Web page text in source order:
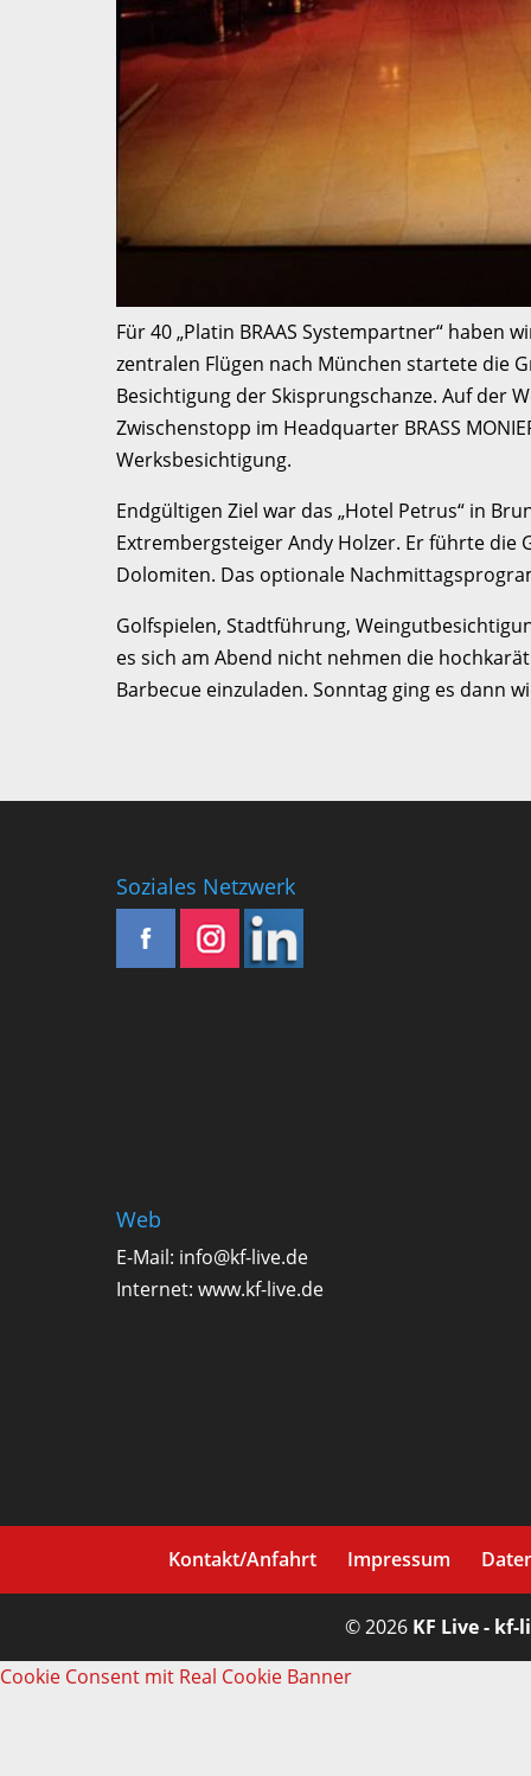
Für 40 „Platin BRAAS Systempartner“ haben
zentralen Flügen nach München startete die
Besichtigung der Skisprungschanze. Auf der
Zwischenstopp im Headquarter BRASS
Werksbesichtigung.
Endgültigen Ziel war das „Hotel Petrus“ in
Extrembergsteiger Andy Holzer. Er führte
Dolomiten. Das optionale
Golfspielen, Stadtführung,
es sich am Abend nicht nehmen die
Barbecue einzuladen. Sonntag ging es dann
Soziales Netzwerk
Web
E-Mail: info@kf-live.de
Internet: www.kf-live.de
Kontakt/Anfahrt Impressum
© 2026 KF Live - kf-
Cookie Consent mit Real Cookie Banner